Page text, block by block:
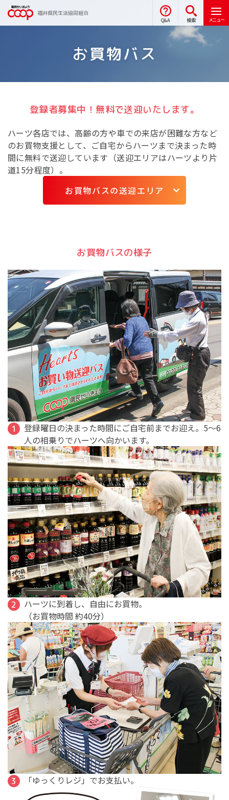
福井県民生活協同組合
Q&A 検索 メニュー
お買物バス
登録者募集中！ 無料で送迎いたします。
ハーツ各店では、高齢の方や車での来店が困難な方など
のお買物支援として、ご自宅からハーツまで決まった時
間に無料で送迎しています（送迎エリアはハーツより片
道15分程度）。
お買物バスの送迎エリア
お買物バスの様子
登録曜日の決まった時間にご自宅前までお迎え。5～6
人の相乗りでハーツへ向かいます。
ハーツに到着し、自由にお買物。
（お買物時間 約40分）
「ゆっくりレジ」でお支払い。